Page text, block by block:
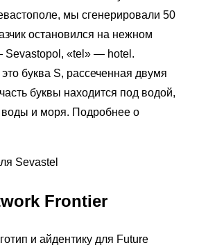
мы сгенерировали 50
остановился на нежном
Sevastopol, «tel» — hotel.
буква S, рассеченная двумя
буквы находится под водой,
воды и моря. Подробнее о
Frontier
и айдентику для Future